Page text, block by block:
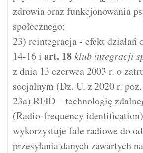
zdrowia oraz funkcjonowania
społecznego;
23) reintegracja - efekt działań
14-16 i art. 18klub integracji
z dnia 13 czerwca 2003 r. o
socjalnym (Dz. U. z 2020 r.
23a) RFID – technologię
(Radio-frequency
wykorzystuje fale radiowe do
przesyłania danych zawartych